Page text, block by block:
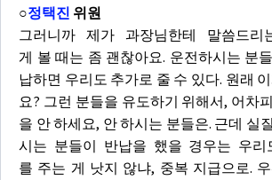
○정택진 위원
그러니까 제가 과장님한테 말씀드
게 볼 때는 좀 괜찮아요. 운전하시는 분
납하면 우리도 추가로 줄 수 있다. 원래
요? 그런 분들을 유도하기 위해서, 어차
을 안 하세요, 안 하시는 분들은. 근데 실
시는 분들이 반납을 했을 경우는 우리
를 주는 게 낫지 않냐, 중복 지급으로.